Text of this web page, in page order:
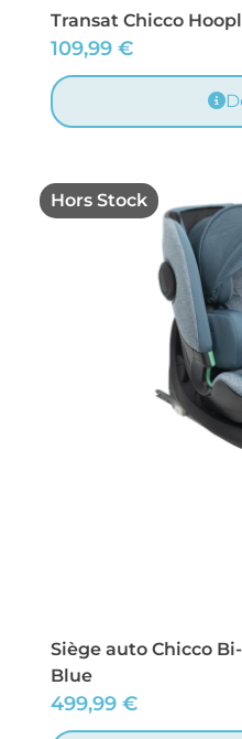
Transat Chicco
109,99 €
Hors Stock
Siège auto Chicco
Blue
499,99 €